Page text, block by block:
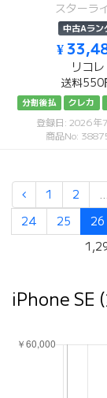
スターラ
中古Aラン
¥
リコレ
送料550
分割後払 クレカ
登録日: 2026年
商品No:
1 2 ...
24
25
26
iPhone SE